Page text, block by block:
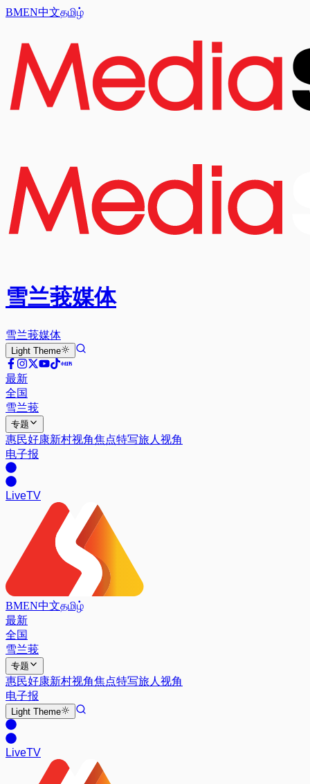
BMEN中文தமிழ்
雪兰莪媒体
雪兰莪媒体
Light Theme
最新
全国
雪兰莪
专题
惠民好康新村视角焦点特写旅人视角
电子报
LiveTV
BMEN中文தமிழ்
最新
全国
雪兰莪
专题
惠民好康新村视角焦点特写旅人视角
电子报
Light Theme
LiveTV